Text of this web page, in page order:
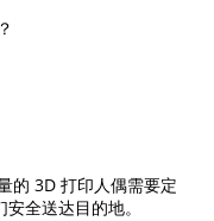
的 3D 打印人偶需要定
全送达目的地。